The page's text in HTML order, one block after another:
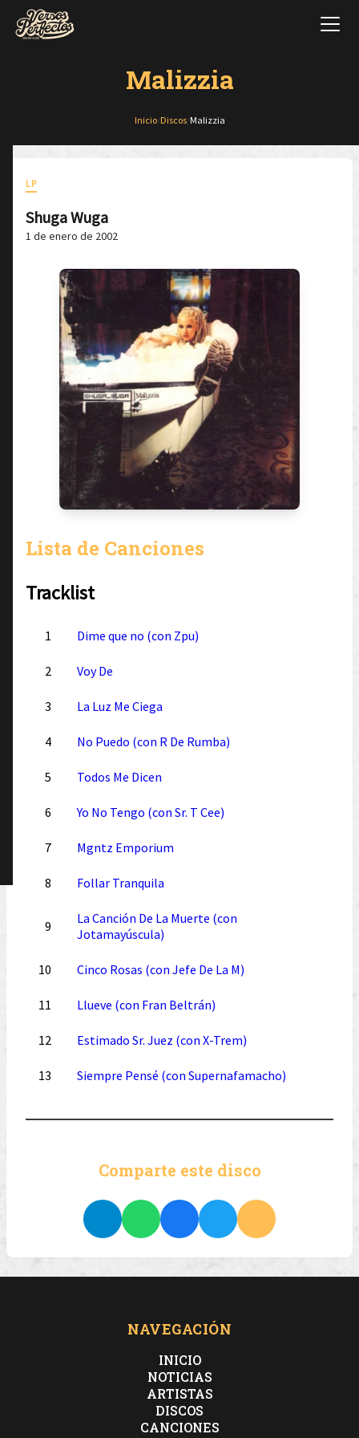
Malizzia
Inicio/ Discos/ Malizzia
LP
Shuga Wuga
1 de enero de 2002
Lista de Canciones
Tracklist
1 Dime que no (con Zpu)
2 Voy De
3 La Luz Me Ciega
4 No Puedo (con R De Rumba)
5 Todos Me Dicen
6 Yo No Tengo (con Sr. T Cee)
7 Mgntz Emporium
8 Follar Tranquila
9
La Canción De La Muerte (con
Jotamayúscula)
10 Cinco Rosas (con Jefe De La M)
11 Llueve (con Fran Beltrán)
12 Estimado Sr. Juez (con X-Trem)
13 Siempre Pensé (con Supernafamacho)
Comparte este disco
NAVEGACIÓN
INICIO
NOTICIAS
ARTISTAS
DISCOS
CANCIONES